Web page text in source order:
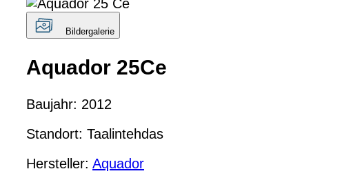
Bildergalerie
Aquador 25Ce
Baujahr: 2012
Standort: Taalintehdas
Hersteller: Aquador